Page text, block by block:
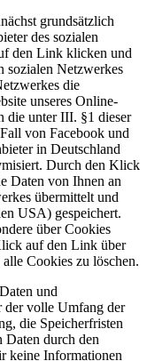
grundsätzlich
des sozialen
den Link klicken und
sozialen Netzwerkes
die
unseres Online-
die unter III. §1 dieser
von Facebook und
in Deutschland
Durch den Klick
Daten von Ihnen an
übermittelt und
USA) gespeichert.
über Cookies
auf den Link über
Cookies zu löschen.
und
der volle Umfang der
die Speicherfristen
Daten durch den
keine Informationen